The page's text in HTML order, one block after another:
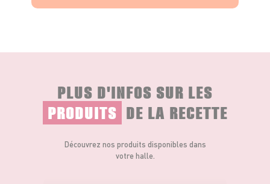
PLUS D'INFOS SUR LES
PRODUITS DE LA RECETTE
Découvrez nos produits disponibles dans
votre halle.